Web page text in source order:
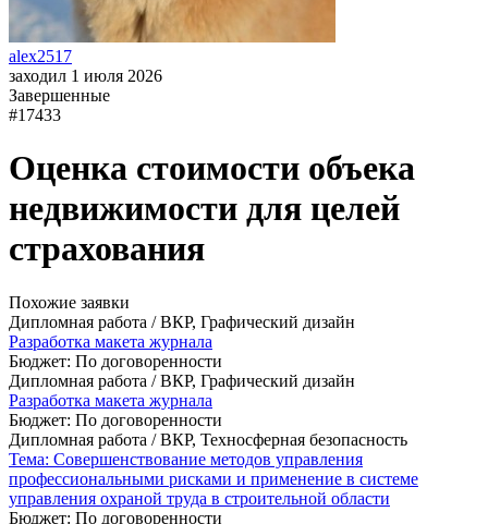
alex2517
заходил 1 июля 2026
Завершенные
#17433
Оценка стоимости объека
недвижимости для целей
страхования
Похожие заявки
Дипломная работа / ВКР, Графический дизайн
Разработка макета журнала
Бюджет: По договоренности
Дипломная работа / ВКР, Графический дизайн
Разработка макета журнала
Бюджет: По договоренности
Дипломная работа / ВКР, Техносферная безопасность
Тема: Совершенствование методов управления
профессиональными рисками и применение в системе
управления охраной труда в строительной области
Бюджет: По договоренности